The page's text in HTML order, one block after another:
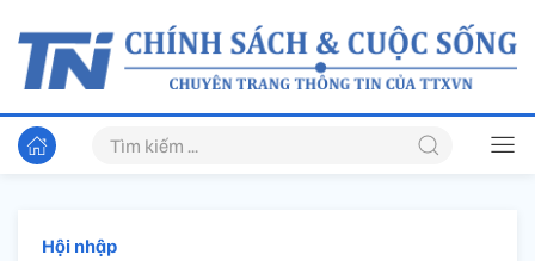
Hội nhập